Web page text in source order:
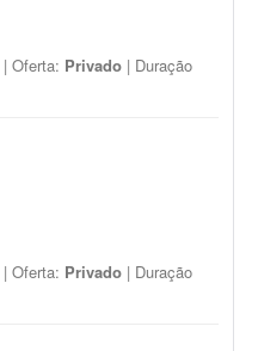
| Oferta: Privado | Duração
| Oferta: Privado | Duração